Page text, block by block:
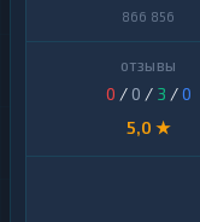
866 856
0 / 0 / 3 /0
5,0 ★